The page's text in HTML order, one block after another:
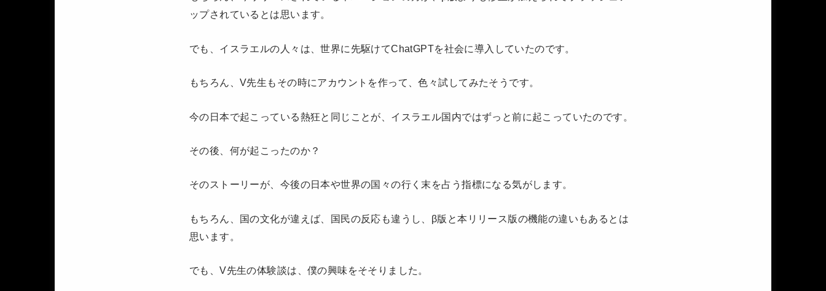
ップされているとは思います。
でも、イスラエルの人々は、世界に先駆けてChatGPTを社会に導入していたのです。
もちろん、V先生もその時にアカウントを作って、色々試してみたそうです。
今の日本で起こっている熱狂と同じことが、イスラエル国内ではずっと前に起こっていたのです。
その後、何が起こったのか？
そのストーリーが、今後の日本や世界の国々の行く末を占う指標になる気がします。
もちろん、国の文化が違えば、国民の反応も違うし、β版と本リリース版の機能の違いもあるとは
思います。
でも、V先生の体験談は、僕の興味をそそりました。